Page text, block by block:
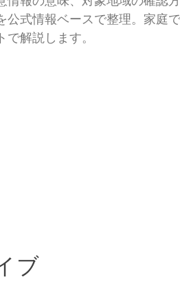
公式情報ベースで整理。家庭
解説します。
ブ